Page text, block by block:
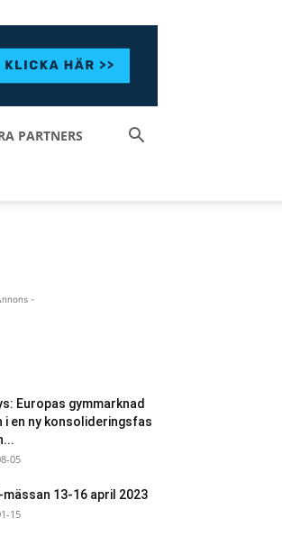
PARTNERS
-
Europas gymmarknad
i en ny konsolideringsfas
05
mässan 13-16 april 2023
15